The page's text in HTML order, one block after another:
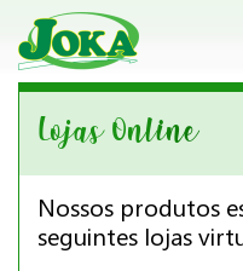
Lojas Online
Nossos produtos
seguintes lojas